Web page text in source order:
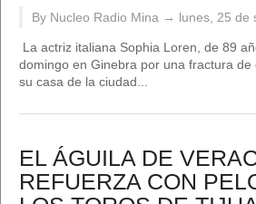
By Nucleo Radio Mina → lunes, 25 de
La actriz italiana Sophia Loren, de 89
domingo en Ginebra por una fractura
su casa de la ciudad...
EL ÁGUILA DE
REFUERZA CON